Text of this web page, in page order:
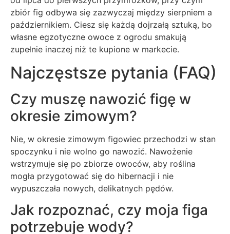
zbiór fig odbywa się zazwyczaj między sierpniem a
październikiem. Ciesz się każdą dojrzałą sztuką, bo
własne egzotyczne owoce z ogrodu smakują
zupełnie inaczej niż te kupione w markecie.
Najczęstsze pytania (FAQ)
Czy muszę nawozić figę w
okresie zimowym?
Nie, w okresie zimowym figowiec przechodzi w stan
spoczynku i nie wolno go nawozić. Nawożenie
wstrzymuje się po zbiorze owoców, aby roślina
mogła przygotować się do hibernacji i nie
wypuszczała nowych, delikatnych pędów.
Jak rozpoznać, czy moja figa
potrzebuje wody?